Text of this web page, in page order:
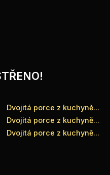
Dvojitá porce z kuchyně...
Dvojitá porce z kuchyně...
Dvojitá porce z kuchyně...